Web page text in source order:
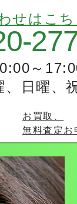
せはこち
～
日曜、
お買取、
無料査定お